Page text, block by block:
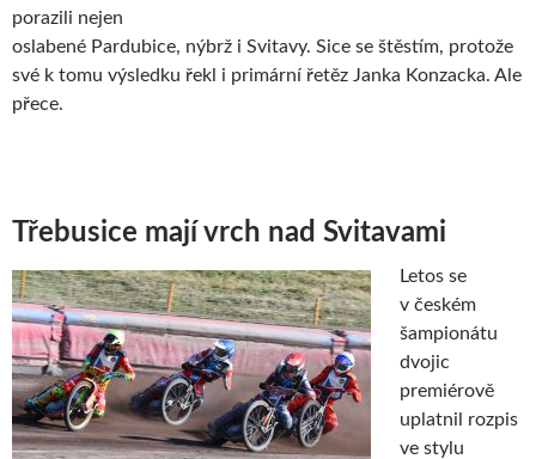
porazili nejen
oslabené Pardubice, nýbrž i Svitavy. Sice se štěstím, protože
své k tomu výsledku řekl i primární řetěz Janka Konzacka. Ale
přece.
Třebusice mají vrch nad Svitavami
Letos se
v českém
šampionátu
dvojic
premiérově
uplatnil rozpis
ve stylu